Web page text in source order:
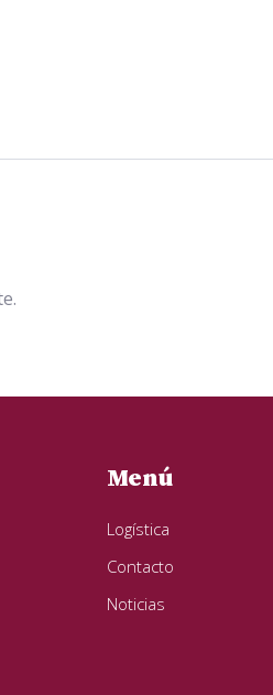
Menú
Logística
Contacto
Noticias